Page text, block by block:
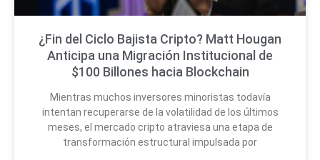
¿Fin del Ciclo Bajista Cripto? Matt Hougan
Anticipa una Migración Institucional de
$100 Billones hacia Blockchain
Mientras muchos inversores minoristas todavía
intentan recuperarse de la volatilidad de los últimos
meses, el mercado cripto atraviesa una etapa de
transformación estructural impulsada por